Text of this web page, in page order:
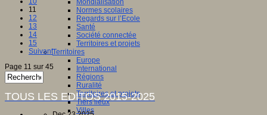
Mondialisation
Normes scolaires
Regards sur l’Ecole
Santé
Société connectée
Territoires et projets
Territoires
Europe
International
Régions
Ruralité
Territoires et projets
Tiers lieux
Villes
11
12
13
14
15
Suivant
Page 11 sur 45
TOUS LES EDITOS 2015-2025